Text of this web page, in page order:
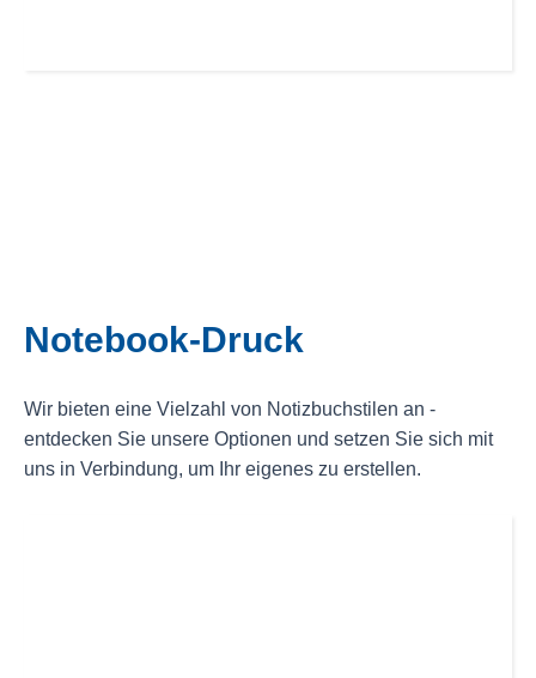
Notebook-Druck
Wir bieten eine Vielzahl von Notizbuchstilen an -
entdecken Sie unsere Optionen und setzen Sie sich mit
uns in Verbindung, um Ihr eigenes zu erstellen.